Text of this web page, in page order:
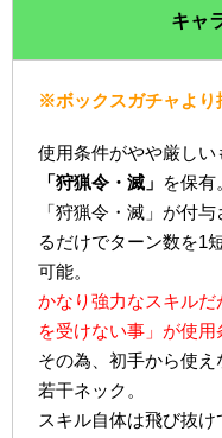
キャ
※ボックスガチャより
使用条件がやや厳しい
「狩猟令・滅」 を保有
「狩猟令・滅」が付
るだけでターン数を1
可能。
かなり強力なスキル
を受けない事」が使用
その為、初手から使
若干ネック。
スキル自体は飛び抜